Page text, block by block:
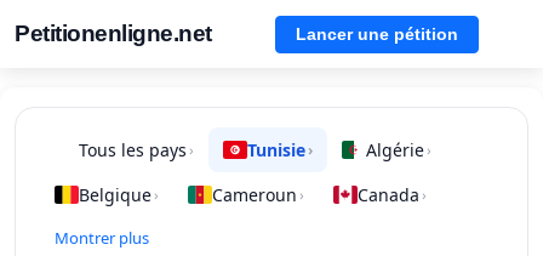
Petitionenligne.net Lancer une pétition
Tous les pays › Tunisie› Algérie›
Belgique› Cameroun › Canada ›
Montrer plus